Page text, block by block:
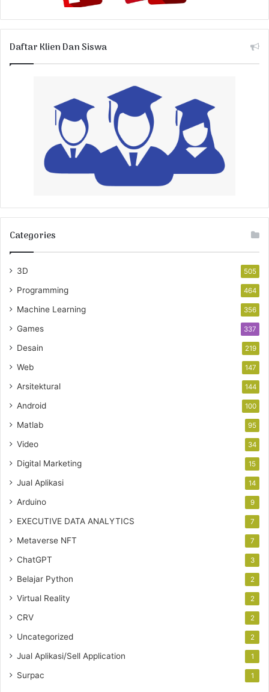
Daftar Klien Dan Siswa
Categories
3D 505
Programming 464
Machine Learning 356
Games 337
Desain 219
Web 147
Arsitektural 144
Android 100
Matlab 95
Video 34
Digital Marketing 15
Jual Aplikasi 14
Arduino 9
EXECUTIVE DATA ANALYTICS 7
Metaverse NFT 7
ChatGPT 3
Belajar Python 2
Virtual Reality 2
CRV 2
Uncategorized 2
Jual Aplikasi/Sell Application 1
Surpac 1